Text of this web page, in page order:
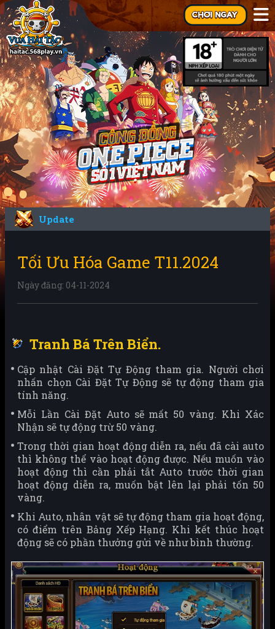
Update
Tối Ưu Hóa Game T11.2024
Ngày đăng: 04-11-2024
Tranh Bá Trên Biển.
Cập nhật Cài Đặt Tự Động tham gia. Người chơi
nhấn chọn Cài Đặt Tự Động sẽ tự động tham gia
tính năng.
Mỗi Lần Cài Đặt Auto sẽ mất 50 vàng. Khi Xác
Nhận sẽ tự động trừ 50 vàng.
Trong thời gian hoạt động diễn ra, nếu đã cài auto
thì không thể vào hoạt động được. Nếu muốn vào
hoạt động thì cần phải tắt Auto trước thời gian
hoạt động diễn ra, muốn bật lên lại phải tốn 50
vàng.
Khi Auto, nhân vật sẽ tự động tham gia hoạt động,
có điểm trên Bảng Xếp Hạng. Khi kết thúc hoạt
động sẽ có phần thưởng gửi về như bình thường.